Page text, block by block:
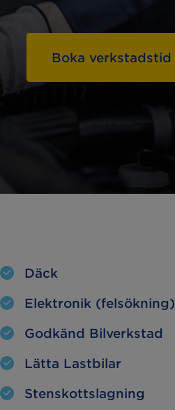
service
Oljebyte
Boka verkstadstid
Däck
Elektronik (felsökning)
Godkänd Bilverkstad
Lätta Lastbilar
Stenskottslagning